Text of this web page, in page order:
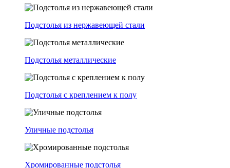
Подстолья из нержавеющей стали
Подстолья металлические
Подстолья с креплением к полу
Уличные подстолья
Хромированные подстолья